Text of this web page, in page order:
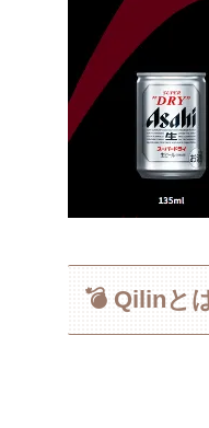
💣 Qilinと